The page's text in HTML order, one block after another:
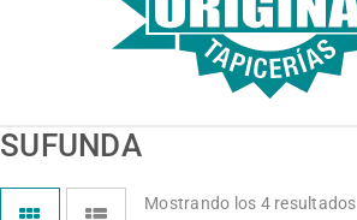
SUFUNDA
Mostrando los 4 resultados